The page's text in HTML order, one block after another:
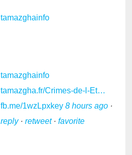
tamazghainfo
tamazghainfo
tamazgha.fr/Crimes-de-l-Et…
fb.me/1wzLpxkey 8 hours ago ·
reply·retweet·favorite